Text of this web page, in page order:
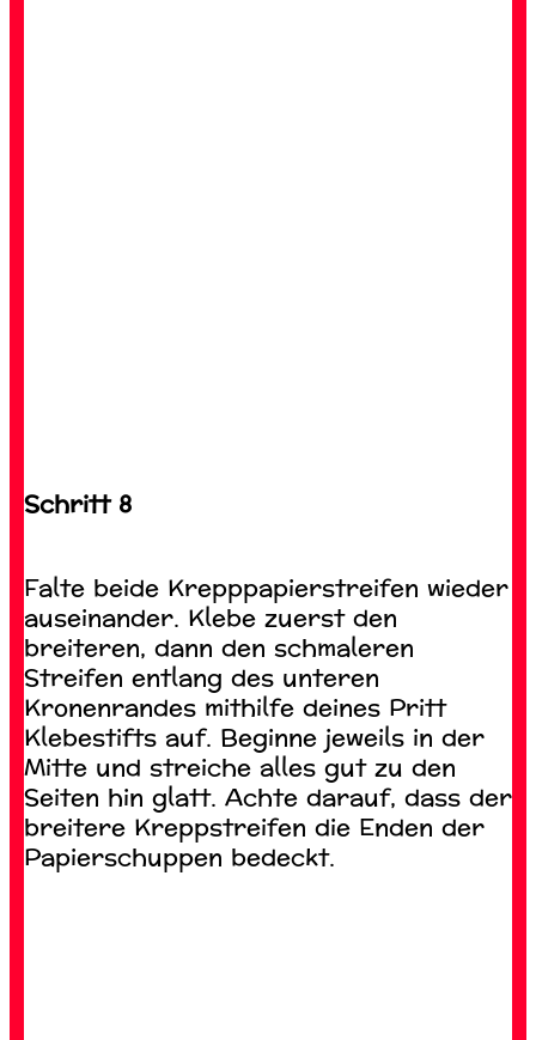
Schritt 8
Falte beide Krepppapierstreifen wieder
auseinander. Klebe zuerst den
breiteren, dann den schmaleren
Streifen entlang des unteren
Kronenrandes mithilfe deines Pritt
Klebestifts auf. Beginne jeweils in der
Mitte und streiche alles gut zu den
Seiten hin glatt. Achte darauf, dass der
breitere Kreppstreifen die Enden der
Papierschuppen bedeckt.